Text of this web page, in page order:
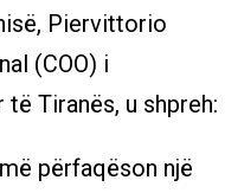
Piervittorio
(COO) i
Tiranës, u shpreh:
përfaqëson një